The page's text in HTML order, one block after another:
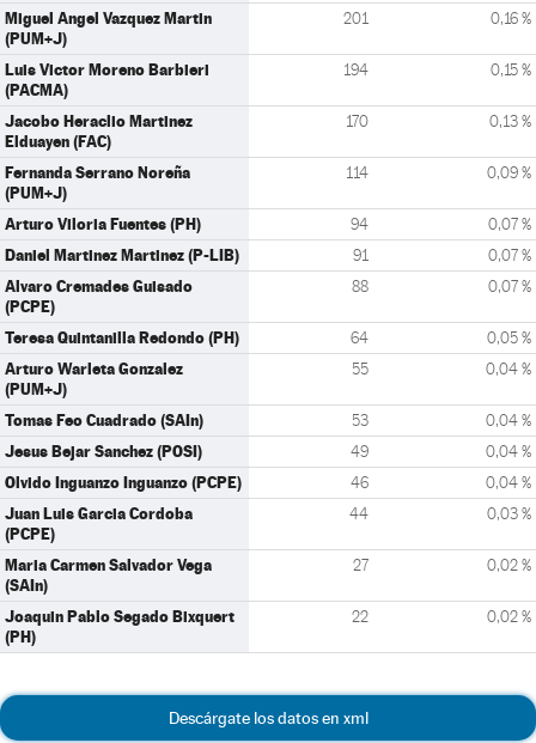
Miguel Angel Vazquez Martin
(PUM+J)
201 0,16 %
Luis Victor Moreno Barbieri
(PACMA)
194 0,15 %
Jacobo Heraclio Martinez
Elduayen (FAC)
170 0,13 %
Fernanda Serrano Noreña
(PUM+J)
114 0,09 %
Arturo Viloria Fuentes (PH) 94 0,07 %
Daniel Martinez Martinez (P-LIB) 91 0,07 %
Alvaro Cremades Guisado
(PCPE)
88 0,07 %
Teresa Quintanilla Redondo (PH) 64 0,05 %
Arturo Warleta Gonzalez
(PUM+J)
55 0,04 %
Tomas Feo Cuadrado (SAIn) 53 0,04 %
Jesus Bejar Sanchez (POSI) 49 0,04 %
Olvido Inguanzo Inguanzo (PCPE) 46 0,04 %
Juan Luis Garcia Cordoba
(PCPE)
44 0,03 %
Maria Carmen Salvador Vega
(SAIn)
27 0,02 %
Joaquin Pablo Segado Bixquert
(PH)
22 0,02 %
Descárgate los datos en xml